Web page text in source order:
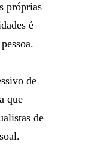
próprias
é
de
que
de